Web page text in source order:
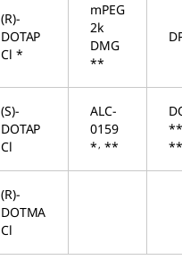
(R)-
DOTAP
Cl *
mPEG
2k
DMG
**
(S)-
DOTAP
Cl
ALC-
0159
*, **
**
(R)-
DOTMA
Cl